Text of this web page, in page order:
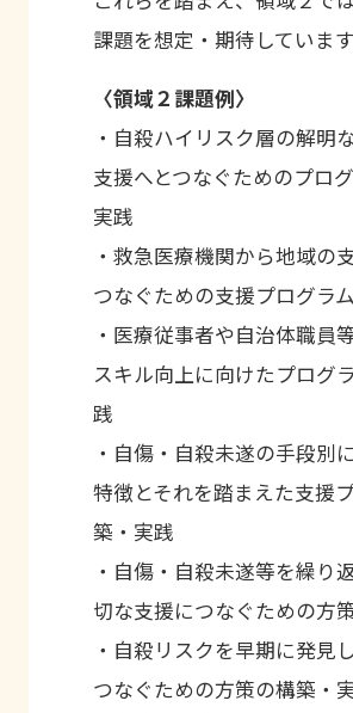
課題を想定・期待しています
〈領域２課題例〉
・自殺ハイリスク層の解明
支援へとつなぐためのプロ
実践
・救急医療機関から地域の
つなぐための支援プログラ
・医療従事者や自治体職員
スキル向上に向けたプログ
践
・自傷・自殺未遂の手段別
特徴とそれを踏まえた支援
築・実践
・自傷・自殺未遂等を繰り
切な支援につなぐための方
・自殺リスクを早期に発見
つなぐための方策の構築・